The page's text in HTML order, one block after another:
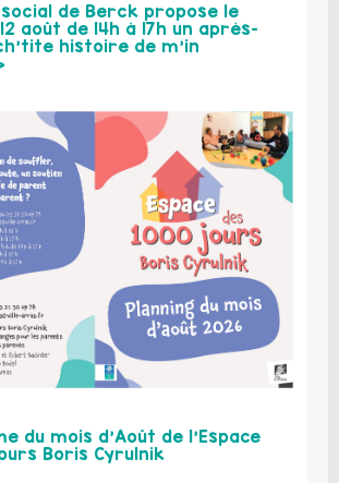
de Berck propose le
août de 14h à 17h un après-
histoire de m’in
du mois d’Août de l’Espace
Boris Cyrulnik